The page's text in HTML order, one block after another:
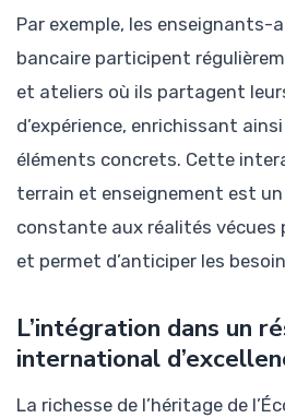
Par exemple, les enseignants-
bancaire participent
et ateliers où ils partagent
d’expérience, enrichissant
éléments concrets. Cette
terrain et enseignement est
constante aux réalités vécues
et permet d’anticiper les
L’intégration dans un
international
La richesse de l’héritage de